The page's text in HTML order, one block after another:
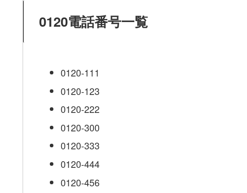
0120電話番号一覧
0120-111
0120-123
0120-222
0120-300
0120-333
0120-444
0120-456